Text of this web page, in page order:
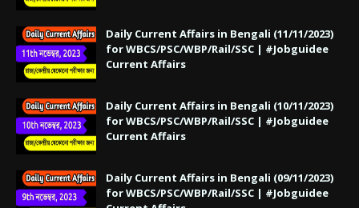
Daily Current Affairs in Bengali (11/11/2023)
for WBCS/PSC/WBP/Rail/SSC | #Jobguidee
Current Affairs
Daily Current Affairs in Bengali (10/11/2023)
for WBCS/PSC/WBP/Rail/SSC | #Jobguidee
Current Affairs
Daily Current Affairs in Bengali (09/11/2023)
for WBCS/PSC/WBP/Rail/SSC | #Jobguidee